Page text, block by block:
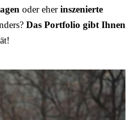
oder eherinszenierte
Das Portfolio gibt Ihnen